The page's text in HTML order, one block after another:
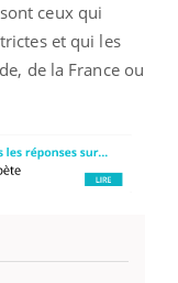
ceux qui
et qui les
de la France ou